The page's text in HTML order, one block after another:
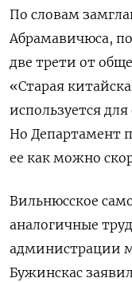
По словам
Абрамавичюса,
две трети от
«Старая
используется
Но Департамент
ее как можно
Вильнюсское
аналогичные
администрации
Бужинскас